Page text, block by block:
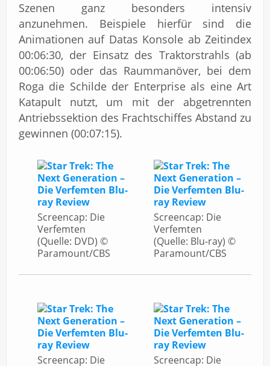
Szenen ganz besonders intensiv
anzunehmen. Beispiele hierfür sind die
Animationen auf Datas Konsole ab Zeitindex
00:06:30, der Einsatz des Traktorstrahls (ab
00:06:50) oder das Raummanöver, bei dem
Roga die Schilde der Enterprise als eine Art
Katapult nutzt, um mit der abgetrennten
Antriebssektion des Frachtschiffes Abstand zu
gewinnen (00:07:15).
Screencap: Die
Verfemten
(Quelle: DVD) ©
Paramount/CBS
Screencap: Die
Verfemten
(Quelle: Blu-ray) ©
Paramount/CBS
Screencap: Die
Screencap: Die